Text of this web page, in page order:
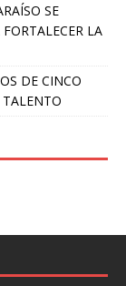
SE
LA
DE CINCO
TALENTO